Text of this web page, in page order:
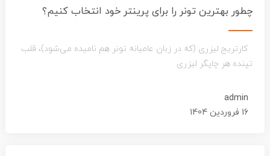
چطور بهترین تونر را برای پرینتر خود انتخاب کنیم؟
کارتریج لیزری (که در زبان عامیانه تونر هم نامیده می‌شود)، قلب
تپنده هر چاپگر لیزری
admin